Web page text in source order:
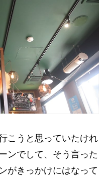
こうと思っていたけれ
ンでして、そう言った
がきっかけにはなって